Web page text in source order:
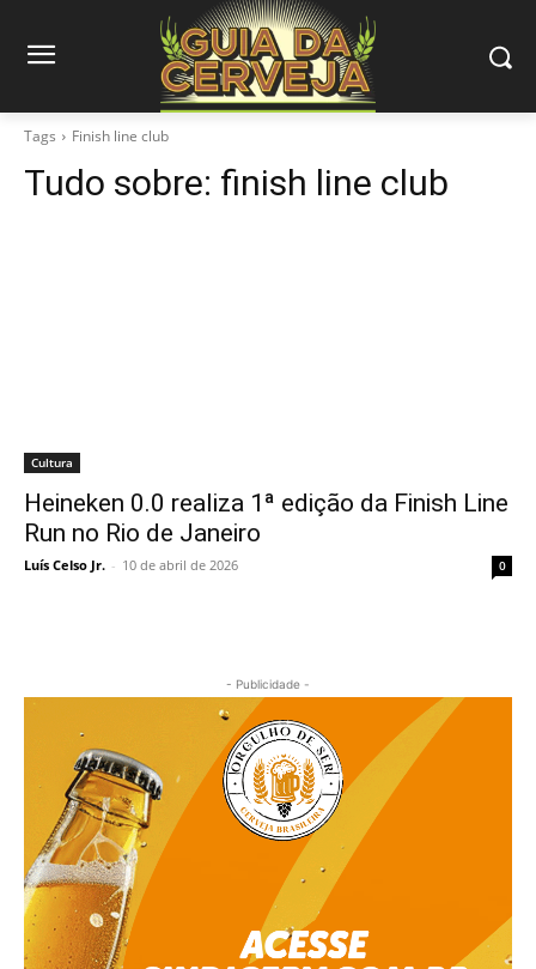
Tags Finish line club
Tudo sobre: finish line club
Cultura
Heineken 0.0 realiza 1ª edição da Finish Line
Run no Rio de Janeiro
Luís Celso Jr. - 10 de abril de 2026 0
- Publicidade -